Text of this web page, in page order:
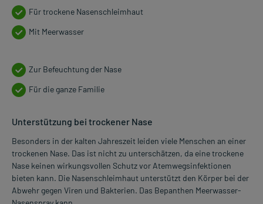
Für trockene Nasenschleimhaut
Mit Meerwasser
Zur Befeuchtung der Nase
Für die ganze Familie
Unterstützung bei trockener Nase
Besonders in der kalten Jahreszeit leiden viele Menschen an einer
trockenen Nase. Das ist nicht zu unterschätzen, da eine trockene
Nase keinen wirkungsvollen Schutz vor Atemwegsinfektionen
bieten kann. Die Nasenschleimhaut unterstützt den Körper bei der
Abwehr gegen Viren und Bakterien. Das Bepanthen Meerwasser-